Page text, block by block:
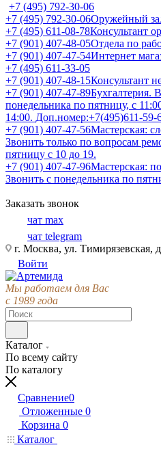
+7 (495) 792-30-06
+7 (495) 792-30-06Оружейный
+7 (495) 611-08-78Консультант
+7 (901) 407-48-05Отдела по
+7 (901) 407-47-54Интернет
+7 (495) 611-33-05
+7 (901) 407-48-15Консультант
+7 (901) 407-47-89Бухгалтерия.
понедельника по пятницу, с
14:00. Доп.номер:+7(495)611-59-
+7 (901) 407-47-56Мастерская:
Звонить только по вопросам
пятницу с 10 до 19.
+7 (901) 407-47-96Мастерская:
Звонить с понедельника по
Заказать звонок
чат max
чат telegram
г. Москва, ул. Тимирязевская,
Войти
Мы работаем для Вас
с 1989 года
Каталог
По всему сайту
По каталогу
Сравнение0
Отложенные 0
Корзина 0
Каталог